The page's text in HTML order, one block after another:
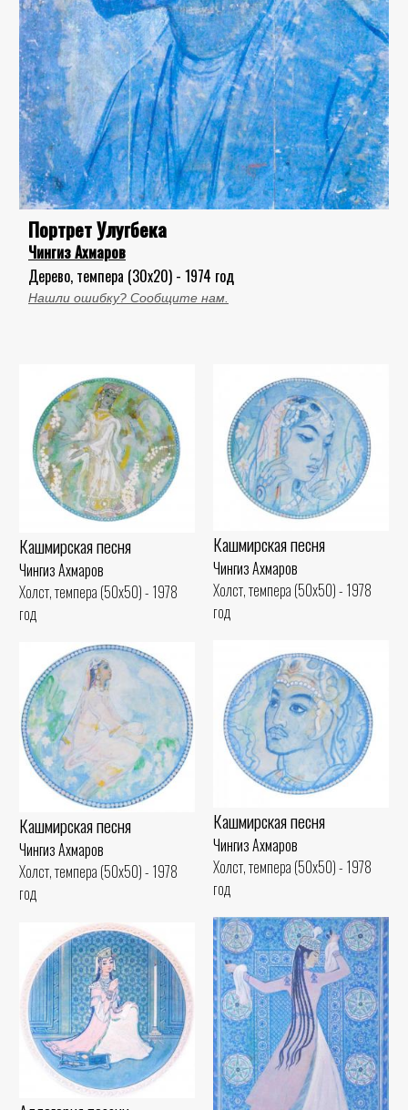
Портрет Улугбека
Чингиз Ахмаров
Дерево, темпера (30x20) - 1974 год
Нашли ошибку? Сообщите нам.
Кашмирская песня
Чингиз Ахмаров
Холст, темпера (50x50) - 1978
год
Кашмирская песня
Чингиз Ахмаров
Холст, темпера (50x50) - 1978
год
Кашмирская песня
Чингиз Ахмаров
Холст, темпера (50x50) - 1978
год
Кашмирская песня
Чингиз Ахмаров
Холст, темпера (50x50) - 1978
год